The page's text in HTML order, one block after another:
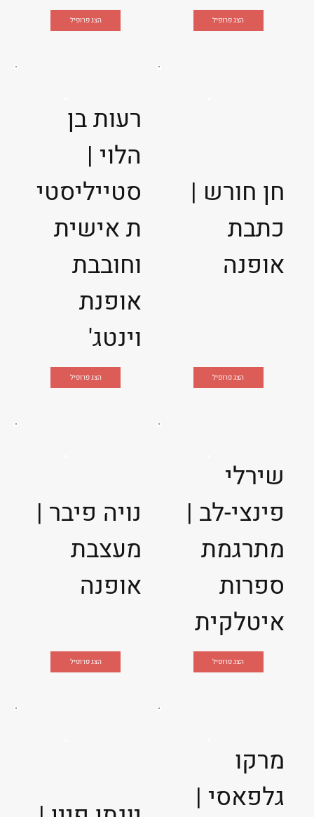
הצג פרופיל הצג פרופיל
רעות בן
הלוי |
סטייליסטי
ת אישית
וחובבת
אופנת
וינטג'
הצג פרופיל
חן חורש |
כתבת
אופנה
הצג פרופיל
נויה פיבר |
מעצבת
אופנה
הצג פרופיל
שירלי
פינצי-לב |
מתרגמת
ספרות
איטלקית
הצג פרופיל
מרקו
גלפאסי |